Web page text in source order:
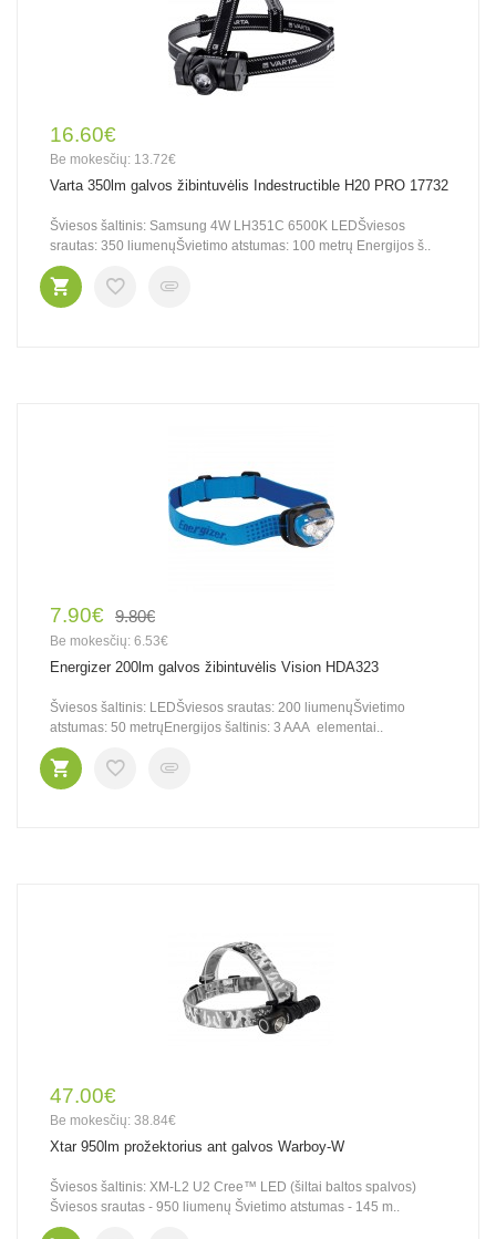
16.60€
Be mokesčių: 13.72€
Varta 350lm galvos žibintuvėlis Indestructible H20 PRO 17732
Šviesos šaltinis: Samsung 4W LH351C 6500K LEDŠviesos
srautas: 350 liumenųŠvietimo atstumas: 100 metrų Energijos š..
7.90€ 9.80€
Be mokesčių: 6.53€
Energizer 200lm galvos žibintuvėlis Vision HDA323
Šviesos šaltinis: LEDŠviesos srautas: 200 liumenųŠvietimo
atstumas: 50 metrųEnergijos šaltinis: 3 AAA elementai..
47.00€
Be mokesčių: 38.84€
Xtar 950lm prožektorius ant galvos Warboy-W
Šviesos šaltinis: XM-L2 U2 Cree™ LED (šiltai baltos spalvos)
Šviesos srautas - 950 liumenų Švietimo atstumas - 145 m..